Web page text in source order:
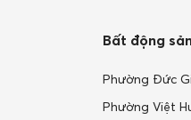
Bất động
Phường Đức
Phường Việt